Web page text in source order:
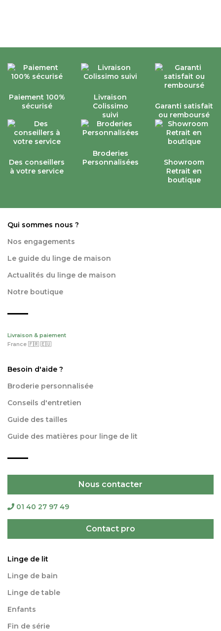
Paiement 100%
sécurisé
Livraison
Colissimo
suivi
Garanti satisfait
ou remboursé
Des conseillers
à votre service
Broderies
Personnalisées
Showroom
Retrait en
boutique
Qui sommes nous ?
Nos engagements
Le guide du linge de maison
Actualités du linge de maison
Notre boutique
Livraison & paiement
France 🇫🇷 🇪🇺
Besoin d'aide ?
Broderie personnalisée
Conseils d'entretien
Guide des tailles
Guide des matières pour linge de lit
Nous contacter
01 40 27 97 49
Contact pro
Linge de lit
Linge de bain
Linge de table
Enfants
Fin de série